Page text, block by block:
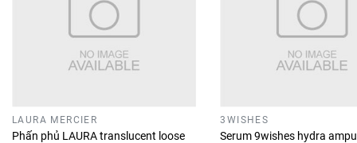
LAURA MERCIER
Phấn phủ LAURA translucent loose
3WISHES
Serum 9wishes hydra